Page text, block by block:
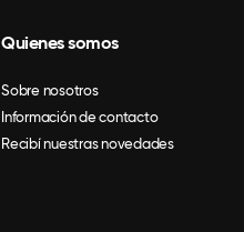
Quienes somos
Sobre nosotros
Información de contacto
Recibí nuestras novedades